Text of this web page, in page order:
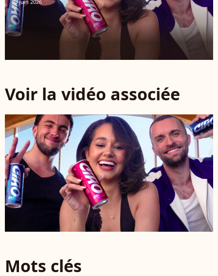
3 juin 2026
Voir la vidéo associée
Mots clés